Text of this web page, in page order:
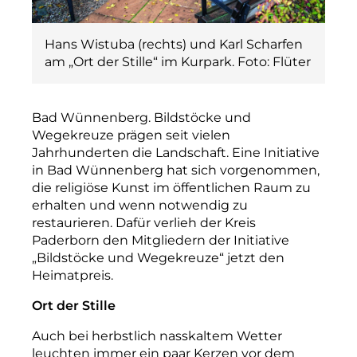
Hans Wistuba (rechts) und Karl Scharfen
am „Ort der Stille“ im Kurpark. Foto: Flüter
Bad Wünnenberg. Bildstöcke und
Wegekreuze prägen seit vielen
Jahrhunderten die Landschaft. Eine Initiative
in Bad Wünnenberg hat sich vorgenommen,
die religiöse Kunst im öffentlichen Raum zu
erhalten und wenn notwendig zu
restaurieren. Dafür verlieh der Kreis
Paderborn den Mitgliedern der Initiative
„Bildstöcke und Wegekreuze“ jetzt den
Heimatpreis.
Ort der Stille
Auch bei herbstlich nasskaltem Wetter
leuchten immer ein paar Kerzen vor dem